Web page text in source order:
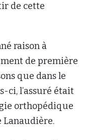
de cette
raison à
de première
que dans le
ci, l’assuré était
orthopédique